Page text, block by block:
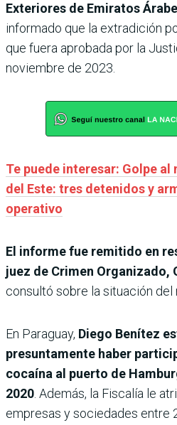
Exteriores de Emiratos
informado que la extradición
que fuera aprobada por la
noviembre de 2023.
Te puede interesar: Golpe
del Este: tres detenidos y
operativo
El informe fue remitido en
juez de Crimen Organizado,
consultó sobre la situación del
En Paraguay, Diego Benítez
presuntamente haber
cocaína al puerto de
2020 . Además, la Fiscalía le
empresas y sociedades entre